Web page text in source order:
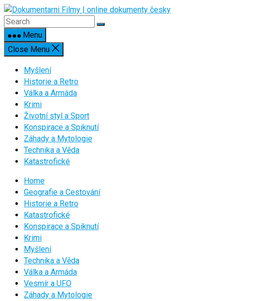
Skip
to
contentMenu
Close Menu
Myšlení
Historie a Retro
Válka a Armáda
Krimi
Životní styl a Sport
Konspirace a Spiknutí
Záhady a Mytologie
Technika a Věda
Katastrofické
Home
Geografie a Cestování
Historie a Retro
Katastrofické
Konspirace a Spiknutí
Krimi
Myšlení
Technika a Věda
Válka a Armáda
Vesmír a UFO
Záhady a Mytologie